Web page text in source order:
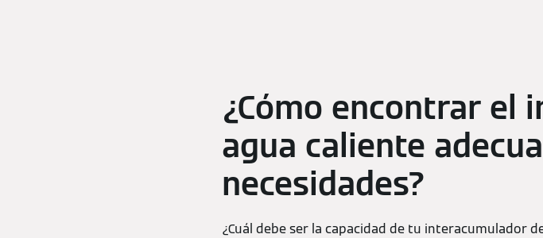
¿Cómo encontrar el
agua caliente
necesidades?
¿Cuál debe ser la capacidad de tu interacumulador